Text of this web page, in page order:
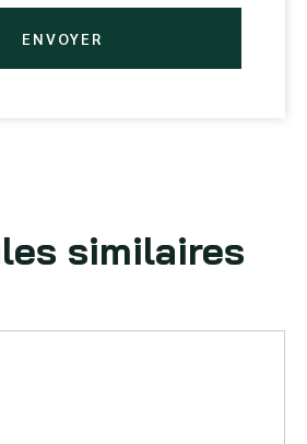
ENVOYER
similaires